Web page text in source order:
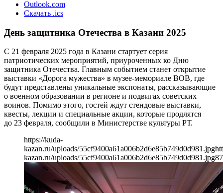
Outlook.com
Скачать .ics
День защитника Отечества в Казани 2025
С 21 февраля 2025 года в Казани стартует серия
патриотических мероприятий, приуроченных ко Дню
защитника Отечества. Главным событием станет открытие
выставки «Дорога мужества» в музее-мемориале ВОВ, где
будут представлены уникальные экспонаты, рассказывающие
о военном образовании в регионе и подвигах советских
воинов. Помимо этого, гостей ждут стендовые выставки,
квесты, лекции и специальные акции, которые продлятся
до 23 февраля, сообщили в Министерстве культуры РТ.
https://kuda-
kazan.ru/uploads/55cf9400a61a006b2d6e85b749d0d981.jpg
kazan.ru/uploads/55cf9400a61a006b2d6e85b749d0d981.jpg